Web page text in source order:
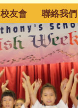
校友會 聯絡我們